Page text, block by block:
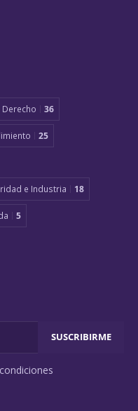
Derecho 36
25
e Industria 18
5